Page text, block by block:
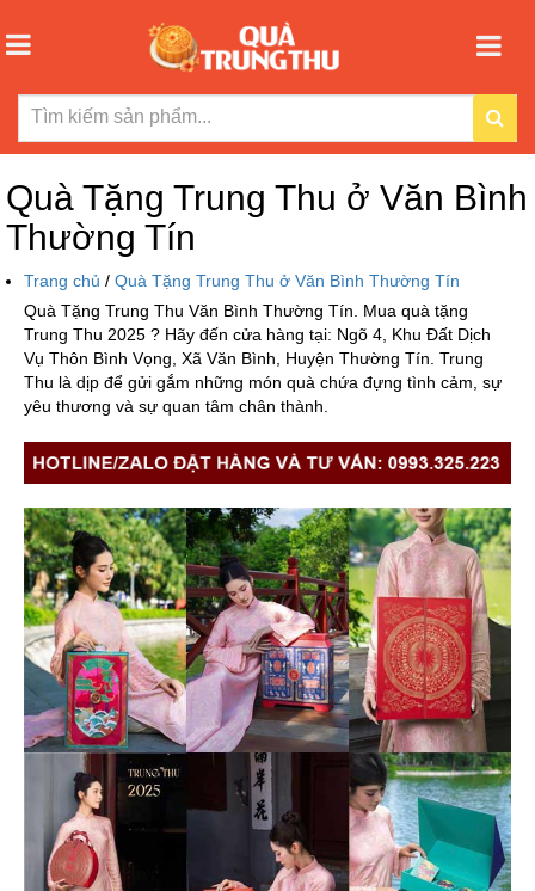
Quà Tặng Trung Thu ở Văn Bình
Thường Tín
Trang chủ / Quà Tặng Trung Thu ở Văn Bình Thường Tín
Quà Tặng Trung Thu Văn Bình Thường Tín. Mua quà tặng
Trung Thu 2025 ? Hãy đến cửa hàng tại: Ngõ 4, Khu Đất Dịch
Vụ Thôn Bình Vọng, Xã Văn Bình, Huyện Thường Tín. Trung
Thu là dịp để gửi gắm những món quà chứa đựng tình cảm, sự
yêu thương và sự quan tâm chân thành.